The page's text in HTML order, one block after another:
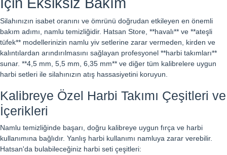
İçin Eksiksiz Bakım
Silahınızın isabet oranını ve ömrünü doğrudan etkileyen en önemli
bakım adımı, namlu temizliğidir. Hatsan Store, **havalı** ve **ateşli
tüfek** modellerinizin namlu yiv setlerine zarar vermeden, kirden ve
kalıntılardan arındırılmasını sağlayan profesyonel **harbi takımları**
sunar. **4,5 mm, 5,5 mm, 6,35 mm** ve diğer tüm kalibrelere uygun
harbi setleri ile silahınızın atış hassasiyetini koruyun.
Kalibreye Özel Harbi Takımı Çeşitleri ve
İçerikleri
Namlu temizliğinde başarı, doğru kalibreye uygun fırça ve harbi
kullanımına bağlıdır. Yanlış harbi kullanımı namluya zarar verebilir.
Hatsan'da bulabileceğiniz harbi seti çeşitleri: